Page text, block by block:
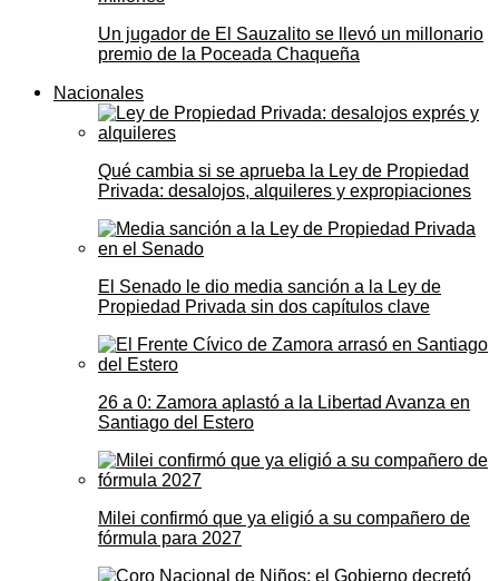
Un jugador de El Sauzalito se llevó un millonario
premio de la Poceada Chaqueña
Nacionales
Qué cambia si se aprueba la Ley de Propiedad
Privada: desalojos, alquileres y expropiaciones
El Senado le dio media sanción a la Ley de
Propiedad Privada sin dos capítulos clave
26 a 0: Zamora aplastó a la Libertad Avanza en
Santiago del Estero
Milei confirmó que ya eligió a su compañero de
fórmula para 2027